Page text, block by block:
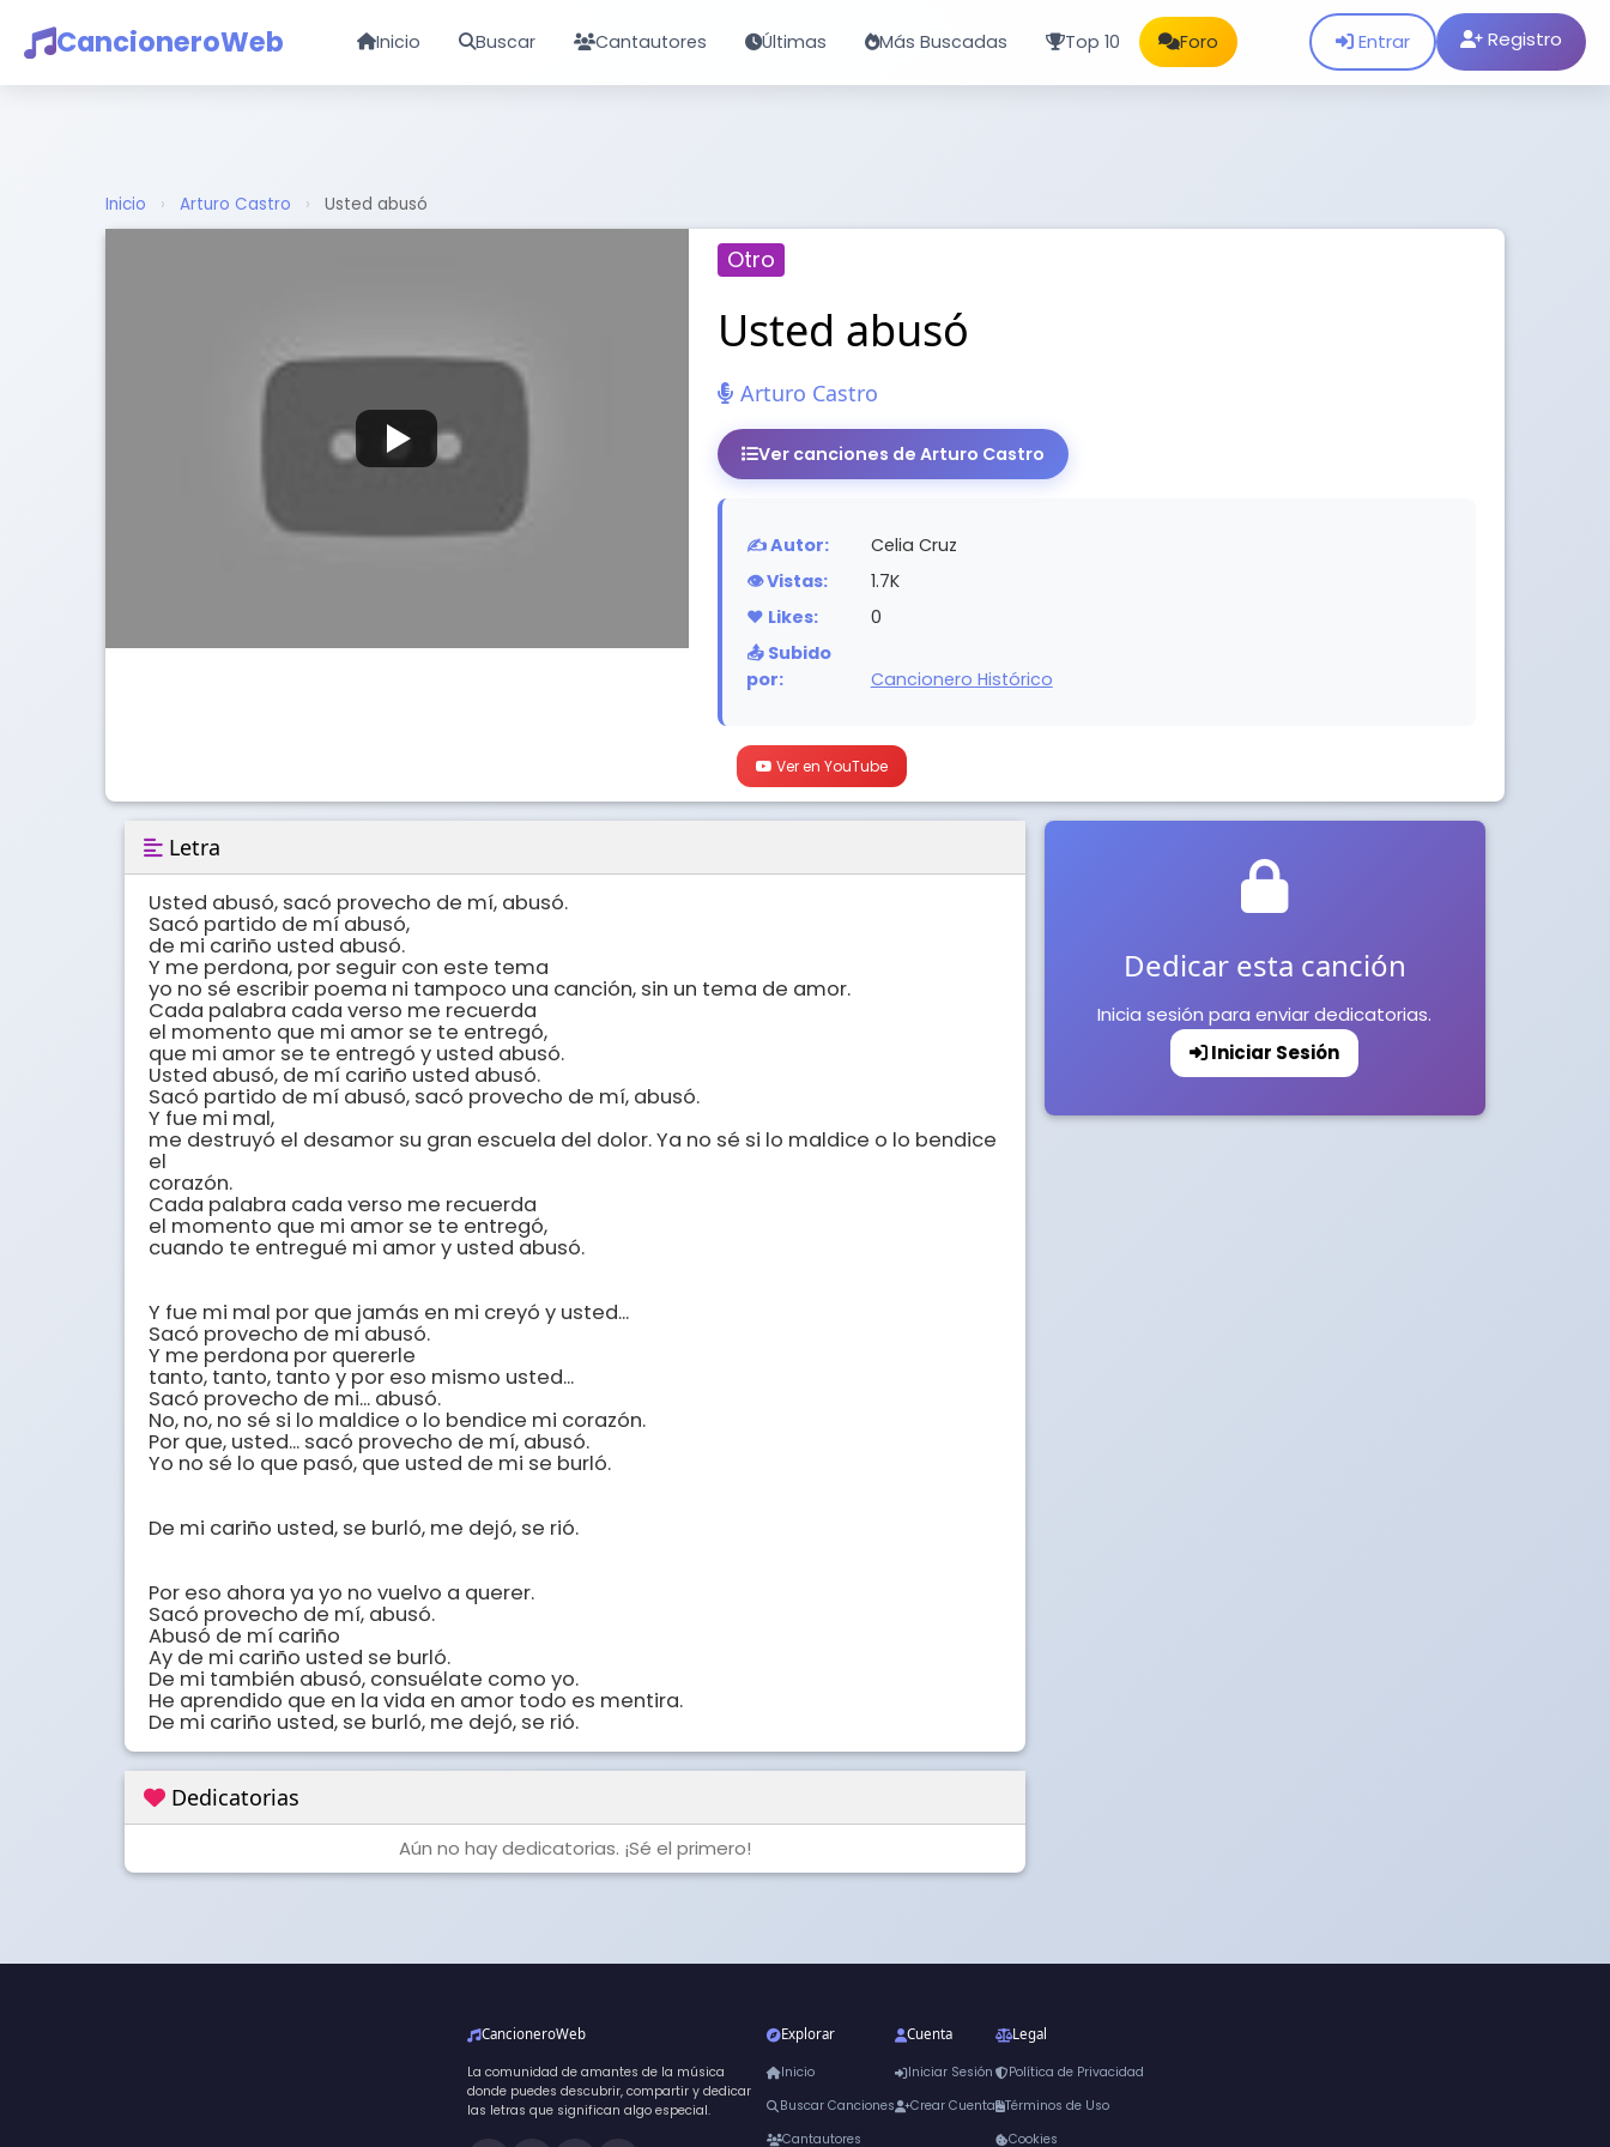
CancioneroWeb Inicio Buscar Cantautores Últimas Más Buscadas Top 10 Foro Entrar Registro
Inicio › Arturo Castro › Usted abusó
Otro
Usted abusó
Arturo Castro
Ver canciones de Arturo Castro
✍️ Autor:
Celia Cruz
👁️ Vistas:
1.7K
❤️ Likes:
0
📤 Subido
por:
Cancionero Histórico
Ver en YouTube
Letra
Usted abusó, sacó provecho de mí, abusó.
Sacó partido de mí abusó,
de mi cariño usted abusó.
Y me perdona, por seguir con este tema
yo no sé escribir poema ni tampoco una canción, sin un tema de amor.
Cada palabra cada verso me recuerda
el momento que mi amor se te entregó,
que mi amor se te entregó y usted abusó.
Usted abusó, de mí cariño usted abusó.
Sacó partido de mí abusó, sacó provecho de mí, abusó.
Y fue mi mal,
me destruyó el desamor su gran escuela del dolor. Ya no sé si lo maldice o lo bendice
el
corazón.
Cada palabra cada verso me recuerda
el momento que mi amor se te entregó,
cuando te entregué mi amor y usted abusó.
Y fue mi mal por que jamás en mi creyó y usted...
Sacó provecho de mi abusó.
Y me perdona por quererle
tanto, tanto, tanto y por eso mismo usted...
Sacó provecho de mi... abusó.
No, no, no sé si lo maldice o lo bendice mi corazón.
Por que, usted... sacó provecho de mí, abusó.
Yo no sé lo que pasó, que usted de mi se burló.
De mi cariño usted, se burló, me dejó, se rió.
Por eso ahora ya yo no vuelvo a querer.
Sacó provecho de mí, abusó.
Abusó de mí cariño
Ay de mi cariño usted se burló.
De mi también abusó, consuélate como yo.
He aprendido que en la vida en amor todo es mentira.
De mi cariño usted, se burló, me dejó, se rió.
Dedicatorias
Aún no hay dedicatorias. ¡Sé el primero!
Dedicar esta canción
Inicia sesión para enviar dedicatorias.
Iniciar Sesión
CancioneroWeb
La comunidad de amantes de la música
donde puedes descubrir, compartir y dedicar
las letras que significan algo especial.
Explorar
Inicio
Buscar Canciones
Cantautores
Cuenta
Iniciar Sesión
Crear Cuenta
Legal
Política de Privacidad
Términos de Uso
Cookies